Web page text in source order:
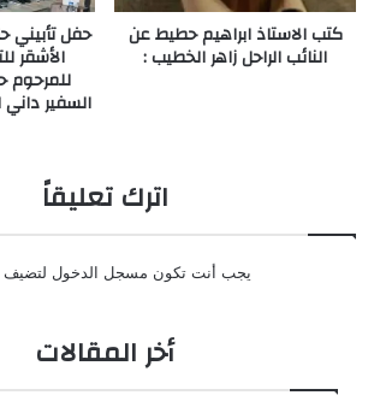
كتب الاستاذ ابراهيم حطيط عن
النائب الراحل زاهر الخطيب :
حفل تأبيني
الأشقر
للمرحوم
السفير
اترك تعليقاً
يجب أنت تكون مسجل الدخول لتضيف
أخر المقالات